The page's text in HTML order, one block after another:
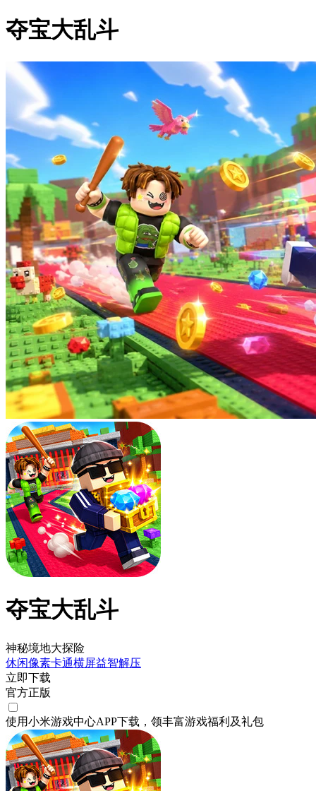
夺宝大乱斗
夺宝大乱斗
神秘境地大探险
休闲像素卡通横屏益智解压
立即下载
官方正版
使用小米游戏中心APP下载 ，领丰富游戏福利 及礼包